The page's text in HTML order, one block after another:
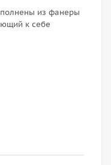
из фанеры
к себе